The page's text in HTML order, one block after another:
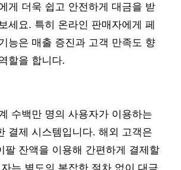
게 더욱 쉽고 안전하게 대금을 받
세요. 특히 온라인 판매자에게 페
능은 매출 증진과 고객 만족도 향
할을 합니다.
수백만 명의 사용자가 이용하는
결제 시스템입니다. 해외 고객은
팔 잔액을 이용해 간편하게 결제할